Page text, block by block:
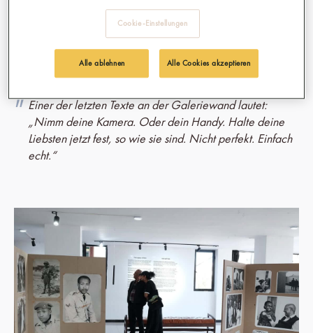
Geschichte eines anderen Menschen zu sehen, doch viele gingen
mit Gedanken an ihre eigene zurück. Sie verweilten lange vor den
eigenen Eltern, Großeltern, geliebten Menschen stiegen auf. Das
Unausgesprochene wurde geteilt.
Einer der letzten Texte an der Galeriewand lautet:
„Nimm deine Kamera. Oder dein Handy. Halte deine
Liebsten jetzt fest, so wie sie sind. Nicht perfekt. Einfach
echt.“
Cookie-Einstellungen
Alle ablehnen Alle Cookies akzeptieren